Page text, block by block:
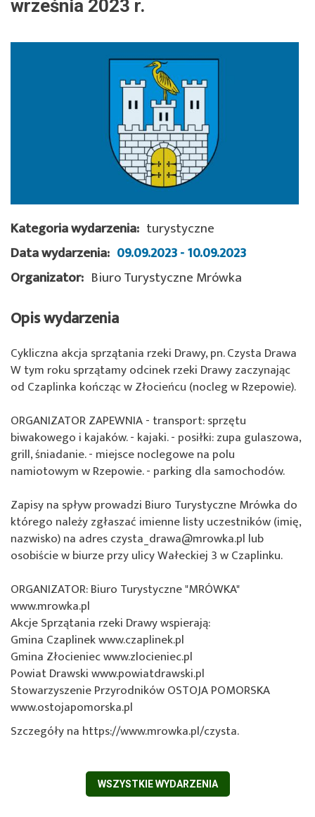
r.
Czaplinku
września 2023 r.
Kategoria wydarzenia turystyczne
Data wydarzenia 09.09.2023 - 10.09.2023
Organizator Biuro Turystyczne Mrówka
Opis wydarzenia
Cykliczna akcja sprzątania rzeki Drawy, pn. Czysta Drawa
W tym roku sprzątamy odcinek rzeki Drawy zaczynając
od Czaplinka kończąc w Złocieńcu (nocleg w Rzepowie).
ORGANIZATOR ZAPEWNIA - transport: sprzętu
biwakowego i kajaków. - kajaki. - posiłki: zupa gulaszowa,
grill, śniadanie. - miejsce noclegowe na polu
namiotowym w Rzepowie. - parking dla samochodów.
Zapisy na spływ prowadzi Biuro Turystyczne Mrówka do
którego należy zgłaszać imienne listy uczestników (imię,
nazwisko) na adres czysta_drawa@mrowka.pl lub
osobiście w biurze przy ulicy Wałeckiej 3 w Czaplinku.
ORGANIZATOR: Biuro Turystyczne "MRÓWKA"
www.mrowka.pl
Akcje Sprzątania rzeki Drawy wspierają:
Gmina Czaplinek www.czaplinek.pl
Gmina Złocieniec www.zlocieniec.pl
Powiat Drawski www.powiatdrawski.pl
Stowarzyszenie Przyrodników OSTOJA POMORSKA
www.ostojapomorska.pl
Szczegóły na https://www.mrowka.pl/czysta.
WSZYSTKIE WYDARZENIA